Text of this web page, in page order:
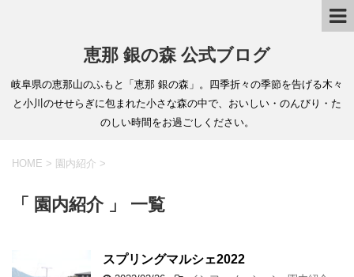
恵那 銀の森 公式ブログ
岐阜県の恵那山のふもと「恵那 銀の森」。四季折々の季節を告げる木々
と小川のせせらぎに包まれた小さな森の中で、おいしい・のんびり・た
のしい時間をお過ごしください。
HOME > 園内紹介 >
「 園内紹介 」 一覧
スプリングマルシェ2022